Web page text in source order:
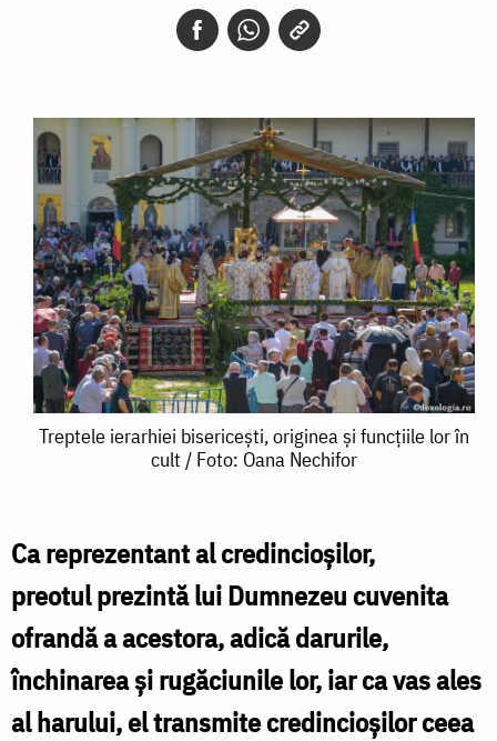
Treptele
originea
și
funcțiile
lor
în
Treptele ierarhiei bisericești, originea și funcțiile lor în
cult / Foto: Oana Nechifor
Ca reprezentant al credincioșilor,
preotul prezintă lui Dumnezeu cuvenita
ofrandă a acestora, adică darurile,
închinarea și rugăciunile lor, iar ca vas ales
al harului, el transmite credincioșilor ceea